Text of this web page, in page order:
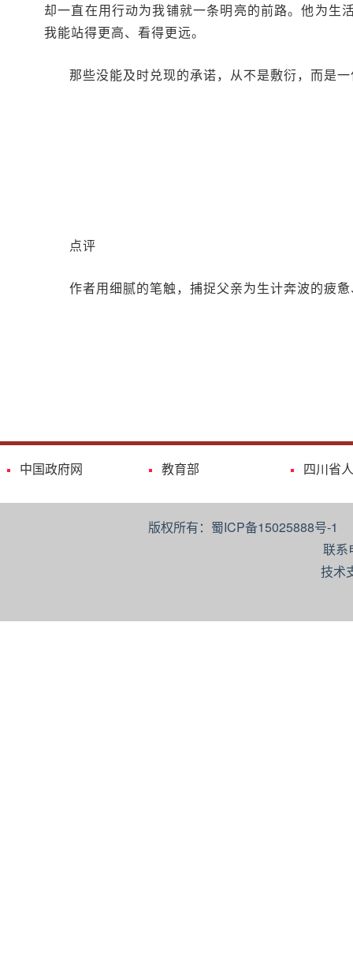
却一直在用行动为我铺就一条明亮的前路。他为生
我能站得更高、看得更远。
那些没能及时兑现的承诺，从不是敷衍，而是
点评
作者用细腻的笔触，捕捉父亲为生计奔波的疲
中国政府网 教育部 四川省
版权所有：蜀ICP备15025888号-
联系
技术